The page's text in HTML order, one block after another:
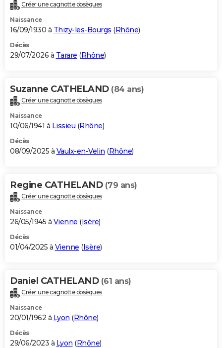
Destinations
City break
Voyage nature
Voyage de noces
Forum
Climat
+PHOTO
GUIDES D'ACHAT
BONS PLANS
Carte de Noël
Carte Bonne année
Carte Saint-Valentin
Carte Pâques
Carte d'anniversaire
DICTIONNAIRE
Dictionnaire
Biographies
Citations
Expressions
Proverbes
PROGRAMME TV
S'inscrire
Se connecter
Lycées
Collèges
Primaires
Universités
Entreprises
Service militaire
Avis de recherche
AVIS DE DÉCÈS
Bricolage
Lifestyle
Culture
Sport
Auto
Television
Voyage
Cinema
Créer une cagnotte obsèques
Naissance
16/09/1930 à Thizy-les-Bourgs (Rhône)
Décès
29/07/2026 à Tarare (Rhône)
Suzanne CATHELAND (84 ans)
Créer une cagnotte obsèques
Naissance
10/06/1941 à Lissieu (Rhône)
Décès
08/09/2025 à Vaulx-en-Velin (Rhône)
Regine CATHELAND (79 ans)
Créer une cagnotte obsèques
Naissance
26/05/1945 à Vienne (Isère)
Décès
01/04/2025 à Vienne (Isère)
Daniel CATHELAND (61 ans)
Créer une cagnotte obsèques
Naissance
20/01/1962 à Lyon (Rhône)
Décès
29/06/2023 à Lyon (Rhône)